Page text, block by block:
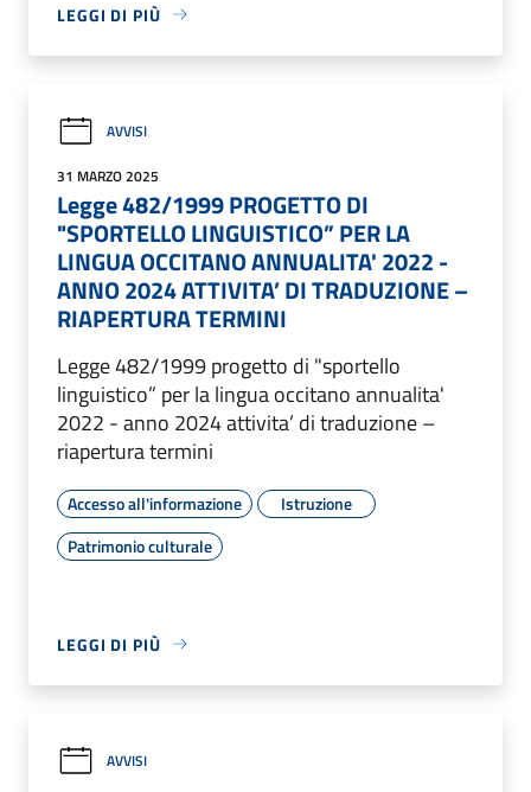
LEGGI DI PIÙ
AVVISI
31 MARZO 2025
Legge 482/1999 PROGETTO DI
"SPORTELLO LINGUISTICO” PER LA
LINGUA OCCITANO ANNUALITA' 2022 -
ANNO 2024 ATTIVITA’ DI TRADUZIONE –
RIAPERTURA TERMINI
Legge 482/1999 progetto di "sportello
linguistico” per la lingua occitano annualita'
2022 - anno 2024 attivita’ di traduzione –
riapertura termini
Accesso all'informazione
Istruzione
Patrimonio culturale
LEGGI DI PIÙ
AVVISI